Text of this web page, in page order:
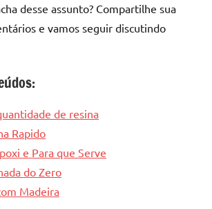
desse assunto? Compartilhe sua
e vamos seguir discutindo
de resina
Rapido
e Para que Serve
do Zero
Madeira